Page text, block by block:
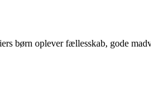
børn oplever fællesskab, gode